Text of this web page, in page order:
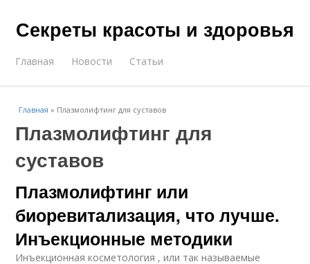
Секреты красоты и здоровья
Главная Новости Статьи
Главная » Плазмолифтинг для суставов
Плазмолифтинг для
суставов
Плазмолифтинг или
биоревитализация, что лучше.
Инъекционные методики
Инъекционная косметология , или так называемые